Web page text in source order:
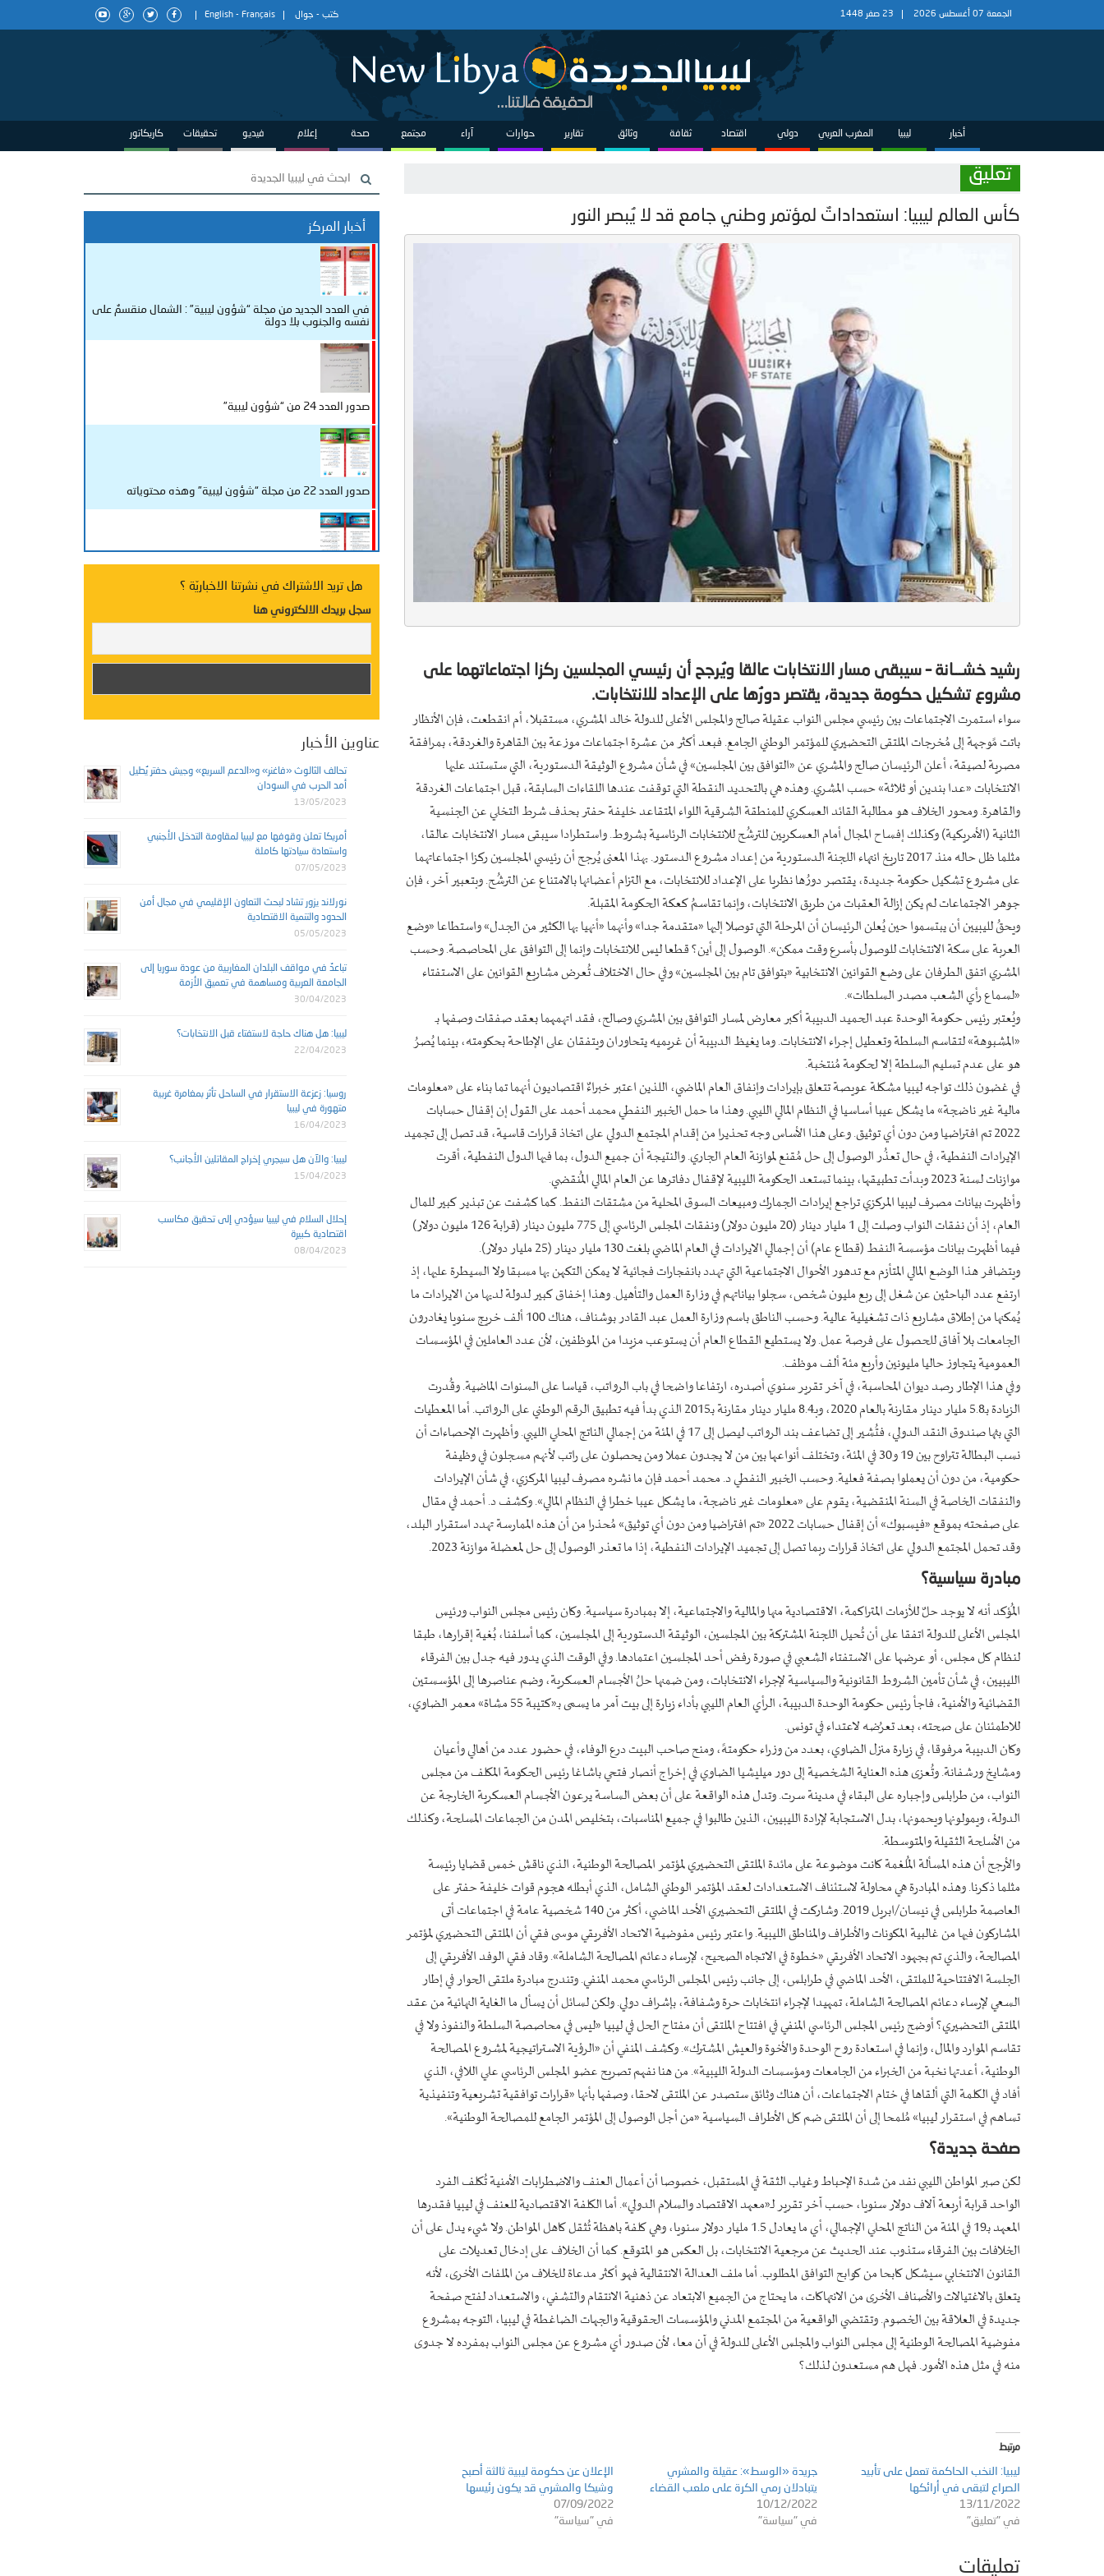
الجمعة 07 أغسطس 2026 23 صفر 1448 كتب - جوال English - Français
أخبار ليبيا المغرب العربي دولي اقتصاد ثقافة وثائق تقارير حوارات آراء مجتمع صحة إعلام فيديو تحقيقات كاريكاتور
تعليق
كأس العالم ليبيا: استعداداتٌ لمؤتمر وطني جامع قد لا يُبصر النور
رشيد خشـــانة – سيبقى مسار الانتخابات عالقا ويُرجح أن رئيسي المجلسين ركزا اجتماعاتهما على
مشروع تشكيل حكومة جديدة، يقتصر دورُها على الإعداد للانتخابات.
سواء استمرت الاجتماعات بين رئيسي مجلس النواب عقيلة صالح والمجلس الأعلى للدولة خالد المشري، مستقبلا، أم انقطعت، فإن الأنظار
باتت مًوجهة إلى مُخرجات الملتقى التحضيري للمؤتمر الوطني الجامع. فبعد أكثر من عشرة اجتماعات موزعة بين القاهرة والغردقة، بمرافقة
مصرية لصيقة، أعلن الرئيسان صالح والمشري عن «التوافق بين المجلسين» في شأن مشروع الوثيقة الدستورية، التي ستستند عليها
الانتخابات «عدا بندين أو ثلاثة» حسب المشري. وهذه هي بالتحديد النقطة التي توقفت عندها اللقاءات السابقة، قبل اجتماعات الغردقة
والقاهرة. ومحور الخلاف هو مطالبة القائد العسكري للمنطقة الشرقية اللواء المتقاعد خليفة حفتر بحذف شرط التخلي عن الجنسية
الثانية (الأمريكية) وكذلك إفساح المجال أمام العسكريين للترشُح للانتخابات الرئاسية بشروط. واستطرادا سيبقى مسار الانتخابات عالقا،
مثلما ظل حاله منذ 2017 تاريخ انتهاء اللجنة الدستورية من إعداد مشروع الدستور. بهذا المعنى يُرجح أن رئيسي المجلسين ركزا اجتماعاتهما
على مشروع تشكيل حكومة جديدة، يقتصر دورُها نظريا على الإعداد للانتخابات، مع التزام أعضائها بالامتناع عن الترشُح. وبتعبير آخر، فإن
جوهر الاجتماعات لم يكن إزالة العقبات من طريق الانتخابات، وإنما تقاسمُ كعكة الحكومة المقبلة.
ويحقُ لليبيين أن يبتسموا حين يُعلن الرئيسان أن المرحلة التي توصلا إليها «متقدمة جدا» وأنهما «أنهيا بها الكثير من الجدل» واستطاعا «وضع
العربة على سكة الانتخابات للوصول بأسرع وقت ممكن». الوصول إلى أين؟ قطعا ليس للانتخابات وإنما إلى التوافق على المحاصصة. وحسب
المشري اتفق الطرفان على وضع القوانين الانتخابية «بتوافق تام بين المجلسين» وفي حال الاختلاف تُعرض مشاريع القوانين على الاستفتاء
«لسماع رأي الشعب مصدر السلطات».
ويُعتبر رئيس حكومة الوحدة عبد الحميد الدبيبة أكبر معارض لمسار التوافق بين المشري وصالح، فقد اتهمهما بعقد صفقات وصفها بـ
«المشبوهة» لتقاسم السلطة وتعطيل إجراء الانتخابات. وما يغيظ الدبيبة أن غريميه يتحاوران ويتفقان على الإطاحة بحكومته، بينما يُصرُ
هو على عدم تسليم السلطة إلا لحكومة مُنتخبة.
في غضون ذلك تواجه ليبيا مشكلة عويصة تتعلق بإيرادات وإنفاق العام الماضي، اللذين اعتبر خبراءٌ اقتصاديون أنهما تما بناء على «معلومات
مالية غير ناضجة» ما يشكل عيبا أساسيا في النظام المالي الليبي. وهذا ما حمل الخبير النفطي محمد أحمد على القول إن إقفال حسابات
2022 تم افتراضيا ومن دون أي توثيق. وعلى هذا الأساس وجه تحذيرا من إقدام المجتمع الدولي على اتخاذ قرارات قاسية، قد تصل إلى تجميد
الإيرادات النفطية، في حال تعذُر الوصول إلى حل مُقنع لموازنة العام الجاري. والنتيجة أن جميع الدول، بما فيها الدول النفطية، أقرت
موازنات لسنة 2023 وبدأت تطبيقها، بينما تستعد الحكومة الليبية لإقفال دفاترها عن العام المالي المُنقضي.
وأظهرت بيانات مصرف ليبيا المركزي تراجع إيرادات الجمارك ومبيعات السوق المحلية من مشتقات النفط. كما كشفت عن تبذير كبير للمال
العام، إذ أن نفقات النواب وصلت إلى 1 مليار دينار (20 مليون دولار) ونفقات المجلس الرئاسي إلى 775 مليون دينار (قرابة 126 مليون دولار)
فيما أظهرت بيانات مؤسسة النفط (قطاع عام) أن إجمالي الايرادات في العام الماضي بلغت 130 مليار دينار (25 مليار دولار).
ويتضافر هذا الوضع المالي المتأزم مع تدهور الأحوال الاجتماعية التي تهدد بانفجارات فجائية لا يمكن التكهن بها مسبقا ولا السيطرة عليها، إذ
ارتفع عدد الباحثين عن شغل إلى ربع مليون شخص، سجلوا بياناتهم في وزارة العمل والتأهيل. وهذا إخفاق كبير لدولة لديها من الايرادات ما
يُمكنها من إطلاق مشاريع ذات تشغيلية عالية. وحسب الناطق باسم وزارة العمل عبد القادر بوشناف، هناك 100 ألف خريج سنويا يغادرون
الجامعات بلا آفاق للحصول على فرصة عمل. ولا يستطيع القطاع العام أن يستوعب مزيدا من الموظفين، لأن عدد العاملين في المؤسسات
العمومية يتجاوز حاليا مليونين وأربع مئة ألف موظف.
وفي هذا الإطار رصد ديوان المحاسبة، في آخر تقرير سنوي أصدره، ارتفاعا واضحا في باب الرواتب، قياسا على السنوات الماضية. وقُدرت
الزيادة بـ5.8 مليار دينار مقارنة بالعام 2020، وبـ8.4 مليار دينار مقارنة بـ2015 الذي بدأ فيه تطبيق الرقم الوطني على الرواتب. أما المعطيات
التي بثها صندوق النقد الدولي، فتُشير إلى تضاعف بند الرواتب ليصل إلى 17 في المئة من إجمالي الناتج المحلي الليبي. وأظهرت الإحصاءات أن
نسب البطالة تتراوح بين 19 و30 في المئة، وتختلف أنواعها بين من لا يجدون عملا ومن يحصلون على راتب لأنهم مسجلون في وظيفة
حكومية، من دون أن يعملوا بصفة فعلية. وحسب الخبير النفطي د. محمد أحمد فإن ما نشره مصرف ليبيا المركزي، في شأن الإيرادات
والنفقات الخاصة في السنة المنقضية، يقوم على «معلومات غير ناضجة، ما يشكل عيبا خطرا في النظام المالي». وكشف د. أحمد في مقال
على صفحته بموقع «فيسبوك» أن إقفال حسابات 2022 «تم افتراضيا ومن دون أي توثيق» مُحذرا من أن هذه الممارسة تهدد استقرار البلد،
وقد تحمل المجتمع الدولي على اتخاذ قرارات ربما تصل إلى تجميد الإيرادات النفطية، إذا ما تعذر الوصول إلى حل لمعضلة موازنة 2023.
مبادرة سياسية؟
المُؤكد أنه لا يوجد حلٌ للأزمات المتراكمة، الاقتصادية منها والمالية والاجتماعية، إلا بمبادرة سياسية. وكان رئيس مجلس النواب ورئيس
المجلس الأعلى للدولة اتفقا على أن تُحيل اللجنة المشتركة بين المجلسين، الوثيقة الدستورية إلى المجلسين، كما أسلفنا، بُغية إقرارها، طبقا
لنظام كل مجلس، أو عرضها على الاستفتاء الشعبي في صورة رفض أحد المجلسين اعتمادها. وفي الوقت الذي يدور فيه جدل بين الفرقاء
الليبيين، في شأن تأمين الشروط القانونية والسياسية لإجراء الانتخابات، ومن ضمنها حلُ الأجسام العسكرية، وضم عناصرها إلى المؤسستين
القضائية والأمنية، فاجأ رئيس حكومة الوحدة الدبيبة، الرأي العام الليبي بأداء زيارة إلى بيت آمر ما يسمى بـ«كتيبة 55 مشاة» معمر الضاوي،
للاطمئنان على صحته، بعد تعرُضه لاعتداء في تونس.
وكان الدبيبة مرفوقا، في زيارة منزل الضاوي، بعدد من وزراء حكومتهً، ومنح صاحب البيت درع الوفاء، في حضور عدد من أهالي وأعيان
ومشايخ ورشفانة. وتُعزى هذه العناية الشخصية إلى دور ميليشيا الضاوي في إخراج أنصار فتحي باشاغا رئيس الحكومة المكلف من مجلس
النواب، من طرابلس وإجباره على البقاء في مدينة سرت. وتدل هذه الواقعة على أن بعض الساسة يرعون الأجسام العسكرية الخارجة عن
الدولة، ويمولونها ويحمونها، بدل الاستجابة لإرادة الليبيين، الذين طالبوا في جميع المناسبات، بتخليص المدن من الجماعات المسلحة، وكذلك
من الأسلحة الثقيلة والمتوسطة.
والأرجح أن هذه المسألة المُلغمة كانت موضوعة على مائدة الملتقى التحضيري لمؤتمر المصالحة الوطنية، الذي ناقش خمس قضايا رئيسة
مثلما ذكرنا. وهذه المبادرة هي محاولة لاستئناف الاستعدادات لعقد المؤتمر الوطني الشامل، الذي أبطله هجوم قوات خليفة حفتر على
العاصمة طرابلس في نيسان/ابريل 2019. وشاركت في الملتقى التحضيري الأحد الماضي، أكثر من 140 شخصية عامة في اجتماعات أتى
المشاركون فيها من غالبية المكونات والأطراف والمناطق الليبية. واعتبر رئيس مفوضية الاتحاد الأفريقي موسى فقي أن الملتقى التحضيري لمؤتمر
المصالحة، والذي تم بجهود الاتحاد الأفريقي «خطوة في الاتجاه الصحيح، لإرساء دعائم المصالحة الشاملة». وقاد فقي الوفد الأفريقي إلى
الجلسة الافتتاحية للملتقى، الأحد الماضي في طرابلس، إلى جانب رئيس المجلس الرئاسي محمد المنفي. وتندرج مبادرة ملتقى الحوار في إطار
السعي لإرساء دعائم المصالحة الشاملة، تمهيدا لإجراء انتخابات حرة وشفافة، بإشراف دولي. ولكن لسائل أن يسأل ما الغاية النهائية من عقد
الملتقى التحضيري؟ أوضح رئيس المجلس الرئاسي المنفي في افتتاح الملتقى أن مفتاح الحل في ليبيا «ليس في محاصصة السلطة والنفوذ ولا في
تقاسم الموارد والمال، وإنما في استعادة روح الوحدة والأخوة والعيش المشترك». وكشف المنفي أن «الرؤية الاستراتيجية لمشروع المصالحة
الوطنية، أعدتها نخبة من الخبراء من الجامعات ومؤسسات الدولة الليبية». من هنا نفهم تصريح عضو المجلس الرئاسي علي اللافي، الذي
أفاد في الكلمة التي ألقاها في ختام الاجتماعات، أن هناك وثائق ستصدر عن الملتقى لاحقا، وصفها بأنها «قرارات توافقية تشريعية وتنفيذية
تساهم في استقرار ليبيا» مُلمحا إلى أن الملتقى ضم كل الأطراف السياسية «من أجل الوصول إلى المؤتمر الجامع للمصالحة الوطنية».
صفحة جديدة؟
لكن صبر المواطن الليبي نفد من شدة الإحباط وغياب الثقة في المستقبل، خصوصا أن أعمال العنف والاضطرابات الأمنية تُكلف الفرد
الواحد قرابة أربعة آلاف دولار سنويا، حسب آخر تقرير لـ«معهد الاقتصاد والسلام الدولي». أما الكلفة الاقتصادية للعنف في ليبيا فقدرها
المعهد بـ19 في المئة من الناتج المحلي الإجمالي، أي ما يعادل 1.5 مليار دولار سنويا، وهي كلفة باهظة تُثقل كاهل المواطن. ولا شيء يدل على أن
الخلافات بين الفرقاء ستذوب عند الحديث عن مرجعية الانتخابات، بل العكس هو المتوقع. كما أن الخلاف على إدخال تعديلات على
القانون الانتخابي سيشكل كابحا من كوابح التوافق المطلوب. أما ملف العدالة الانتقالية فهو أكثر مدعاة للخلاف من الملفات الأخرى، لأنه
يتعلق بالاغتيالات والأصناف الأخرى من الانتهاكات، ما يحتاج من الجميع الابتعاد عن ذهنية الانتقام والتشفي، والاستعداد لفتح صفحة
جديدة في العلاقة بين الخصوم. وتقتضي الواقعية من المجتمع المدني والمؤسسات الحقوقية والجهات الضاغطة في ليبيا، التوجه بمشروع
مفوضية المصالحة الوطنية إلى مجلس النواب والمجلس الأعلى للدولة في آن معا، لأن صدور أي مشروع عن مجلس النواب بمفرده لا جدوى
منه في مثل هذه الأمور. فهل هم مستعدون لذلك؟
مرتبط
ليبيا: النخب الحاكمة تعمل على تأبيد
الصراع لتبقى في أرائكها
13/11/2022
في "تعليق"
جريدة «الوسط»: عقيلة والمشري
يتبادلان رمي الكرة على ملعب القضاء
10/12/2022
في "سياسة"
الإعلان عن حكومة ليبية ثالثة أصبح
وشيكا والمشري قد يكون رئيسها
07/09/2022
في "سياسة"
تعليقات
أخبار المركز
في العدد الجديد من مجلة “شؤون ليبية” : الشمال منقسمٌ على
نفسه والجنوب بلا دولة
صدور العدد 24 من “شؤون ليبية”
صدور العدد 22 من مجلة “شؤون ليبية” وهذه محتوياته
هل تريد الاشتراك في نشرتنا الاخباريّة ؟
سجل بريدك الالكتروني هنا
عناوين الأخبار
تحالف الثالوث «فاغنر» و«الدعم السريع» وجيش حفتر يُطيل
أمد الحرب في السودان
13/05/2023
أمريكا تعلن وقوفها مع ليبيا لمقاومة التدخل الأجنبي
واستعادة سيادتها كاملة
07/05/2023
نورلاند يزور تشاد لبحث التعاون الإقليمي في مجال أمن
الحدود والتنمية الاقتصادية
05/05/2023
تباعدٌ في مواقف البلدان المغاربية من عودة سوريا إلى
الجامعة العربية ومساهمة في تعميق الأزمة
30/04/2023
ليبيا: هل هناك حاجة لاستفتاء قبل الانتخابات؟
22/04/2023
روسيا: زعزعة الاستقرار في الساحل تأثر بمغامرة غربية
متهورة في ليبيا
16/04/2023
ليبيا: والآن هل سيجري إخراج المقاتلين الأجانب؟
15/04/2023
إحلال السلام في ليبيا سيؤدي إلى تحقيق مكاسب
اقتصادية كبيرة
08/04/2023